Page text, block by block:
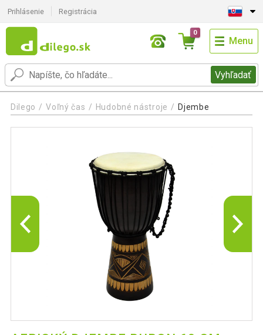
Prihlásenie Registrácia
Vyhľadať
0
Menu
Dilego Voľný čas Hudobné nástroje Djembe